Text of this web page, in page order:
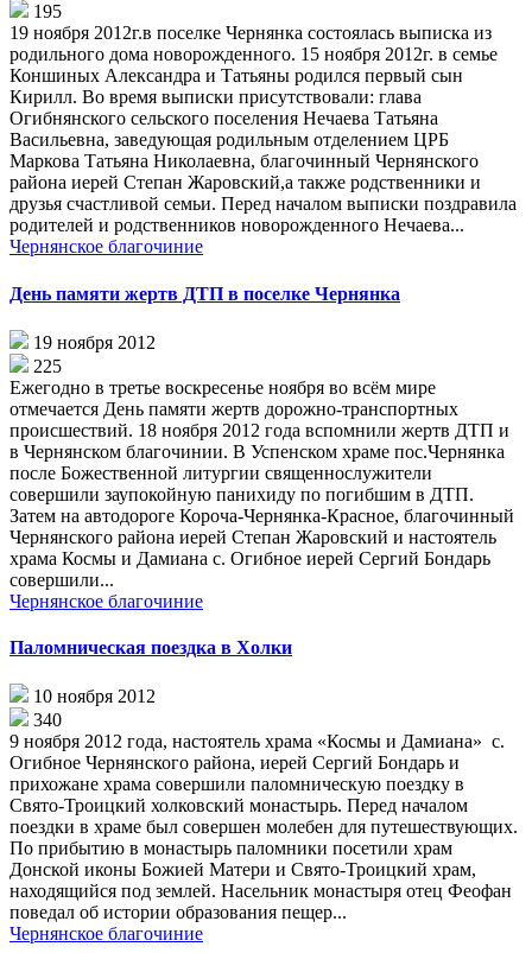
195
19 ноября 2012г.в поселке Чернянка состоялась выписка из
родильного дома новорожденного. 15 ноября 2012г. в семье
Коншиных Александра и Татьяны родился первый сын
Кирилл. Во время выписки присутствовали: глава
Огибнянского сельского поселения Нечаева Татьяна
Васильевна, заведующая родильным отделением ЦРБ
Маркова Татьяна Николаевна, благочинный Чернянского
района иерей Степан Жаровский,а также родственники и
друзья счастливой семьи. Перед началом выписки поздравила
родителей и родственников новорожденного Нечаева...
Чернянское благочиние
День памяти жертв ДТП в поселке Чернянка
19 ноября 2012
225
Ежегодно в третье воскресенье ноября во всём мире
отмечается День памяти жертв дорожно-транспортных
происшествий. 18 ноября 2012 года вспомнили жертв ДТП и
в Чернянском благочинии. В Успенском храме пос.Чернянка
после Божественной литургии священнослужители
совершили заупокойную панихиду по погибшим в ДТП.
Затем на автодороге Короча-Чернянка-Красное, благочинный
Чернянского района иерей Степан Жаровский и настоятель
храма Космы и Дамиана с. Огибное иерей Сергий Бондарь
совершили...
Чернянское благочиние
Паломническая поездка в Холки
10 ноября 2012
340
9 ноября 2012 года, настоятель храма «Космы и Дамиана» с.
Огибное Чернянского района, иерей Сергий Бондарь и
прихожане храма совершили паломническую поездку в
Свято-Троицкий холковский монастырь. Перед началом
поездки в храме был совершен молебен для путешествующих.
По прибытию в монастырь паломники посетили храм
Донской иконы Божией Матери и Свято-Троицкий храм,
находящийся под землей. Насельник монастыря отец Феофан
поведал об истории образования пещер...
Чернянское благочиние